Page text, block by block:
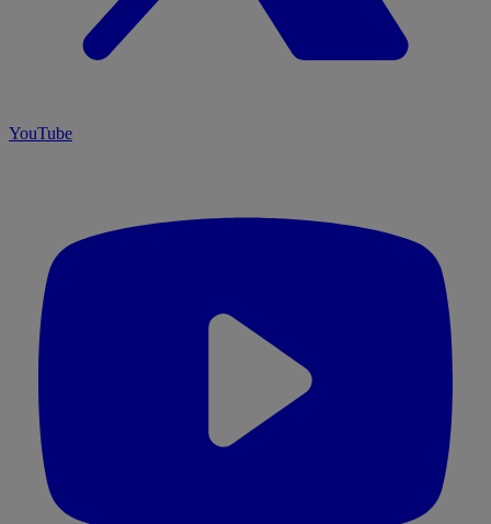
YouTube